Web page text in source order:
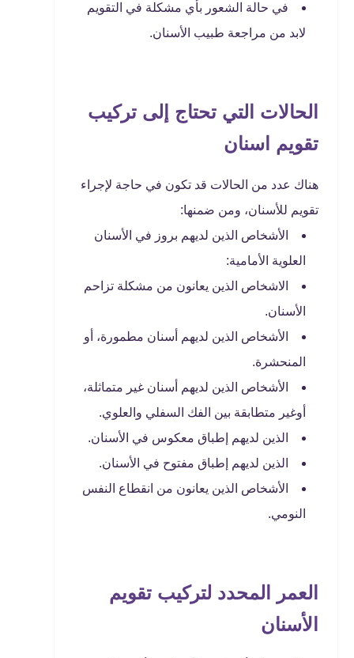
في حالة الشعور بأي مشكلة في التقويم
لابد من مراجعة طبيب الأسنان.
الحالات التي تحتاج إلى تركيب
تقويم اسنان
هناك عدد من الحالات قد تكون في حاجة لإجراء
تقويم للأسنان، ومن ضمنها:
الأشخاص الذين لديهم بروز في الأسنان
العلوية الأمامية:
الاشخاص الذين يعانون من مشكلة تزاحم
الأسنان.
الأشخاص الذين لديهم أسنان مطمورة، أو
المنحشرة.
الأشخاص الذين لديهم أسنان غير متماثلة،
أوغير متطابقة بين الفك السفلي والعلوي.
الذين لديهم إطباق معكوس في الأسنان.
الذين لديهم إطباق مفتوح في الأسنان.
الأشخاص الذين يعانون من انقطاع النفس
النومي.
العمر المحدد لتركيب تقويم
الأسنان